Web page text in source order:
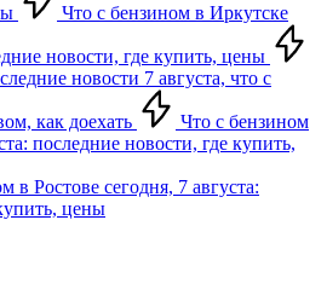
Что с бензином в Иркутске
новости, где купить, цены
новости 7 августа, что с
как доехать
Что с бензином
последние новости, где купить,
в Ростове сегодня, 7 августа:
цены